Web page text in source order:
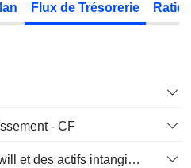
Flux de Trésorerie
- CF
Dépréciation du goodwill et des actifs intangibles